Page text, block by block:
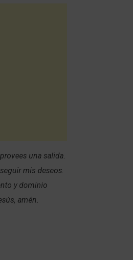
una salida.
mis deseos.
y dominio
amén.